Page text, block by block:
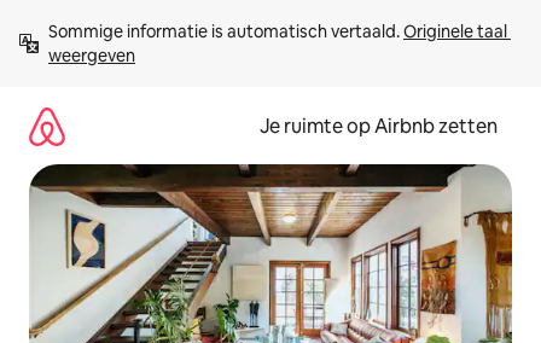
direct
naar
Sommige informatie is automatisch vertaald. Originele taal
weergeven
Je ruimte op Airbnb zetten